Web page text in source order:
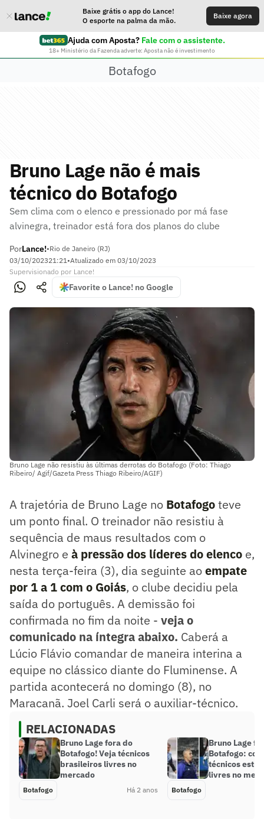
Baixe grátis o app do Lance!
O esporte na palma da mão.
Baixe agora
Ajuda com Aposta? Fale com o assistente.
18+ Ministério da Fazenda adverte: Aposta não é investimento
Botafogo
Bruno Lage não é mais
técnico do Botafogo
Sem clima com o elenco e pressionado por má fase
alvinegra, treinador está fora dos planos do clube
PorLance!•Rio de Janeiro (RJ)
03/10/202321:21•Atualizado em 03/10/2023
Supervisionado por Lance!
Favorite o Lance! no Google
Bruno Lage não resistiu às últimas derrotas do Botafogo (Foto: Thiago
Ribeiro/ Agif/Gazeta Press Thiago Ribeiro/AGIF)
A trajetória de Bruno Lage no Botafogoteve
um ponto final. O treinador não resistiu à
sequência de maus resultados com o
Alvinegro e à pressão dos líderes do elenco e,
nesta terça-feira (3), dia seguinte aoempate
por 1 a 1 com o Goiás, o clube decidiu pela
saída do português. A demissão foi
confirmada no fim da noite - veja o
comunicado na íntegra abaixo. Caberá a
Lúcio Flávio comandar de maneira interina a
equipe no clássico diante do Fluminense. A
partida acontecerá no domingo (8), no
Maracanã. Joel Carli será o auxiliar-técnico.
RELACIONADAS
Bruno Lage fora do
Botafogo! Veja técnicos
brasileiros livres no
mercado
Botafogo Há 2 anos
Bruno Lage
Botafogo:
técnicos
livres no
Botafogo